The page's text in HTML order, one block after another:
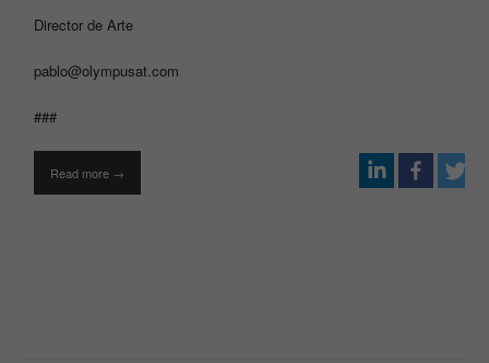
Director de Arte
pablo@olympusat.com
###
Read more →